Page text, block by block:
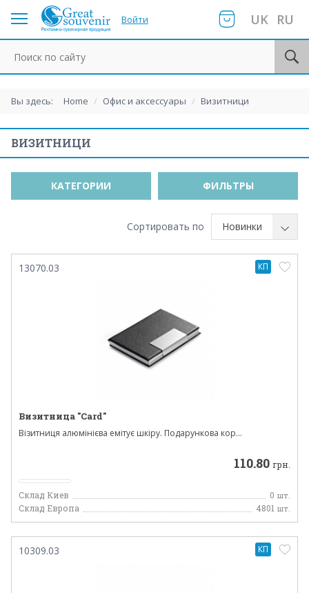
Войти UK RU
Вы здесь: Home / Офис и аксессуары / Визитници
ВИЗИТНИЦИ
КАТЕГОРИИ ФИЛЬТРЫ
Сортировать по Новинки
13070.03
Визитница "Card"
Візитниця алюмінієва емітує шкіру. Подарункова кор...
110.80 грн.
Склад Киев 0 шт.
Склад Европа 4801 шт.
КП
10309.03 КП